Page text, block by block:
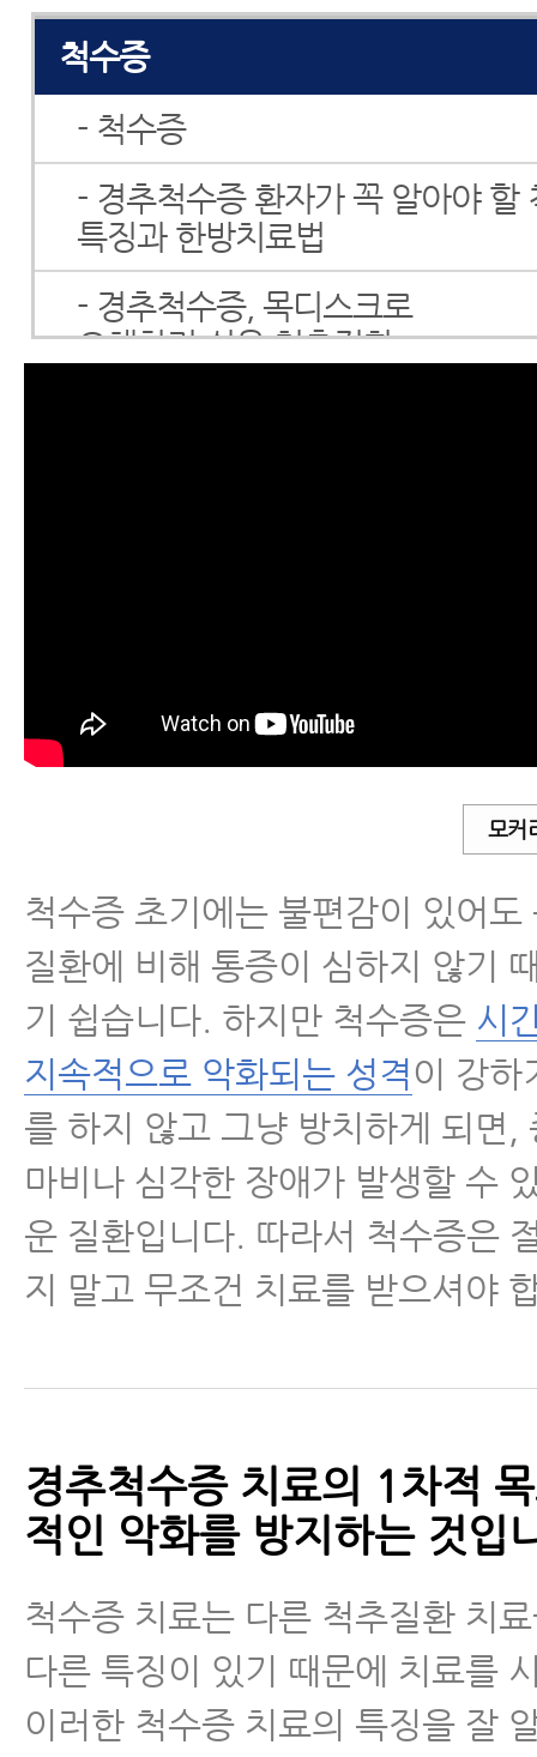
척수증
- 척수증
- 경추척수증 환자가 꼭 알아야 할
특징과 한방치료법
- 경추척수증, 목디스크로
오해하기 쉬운 척추질환
마비와 보행 시 균형을 못 잡고 비
- 목디스크 파열과 경추척수증 근
기, 신경주사 맞아도 계속 아픈 환
료후기, 척수증에 꼭 수술만이 정
- 척수증 (myelopathy, 경추척수
술 없이 치료 가능한 이유
- 경추척수증(척수병증), 목디스크
한 척추질환
- 경추척수증(Myelopathy, 척수
드시 알아야 할 8가지
- 경추척수증, 척수증수술 타이밍
증) 수술 없이 치료 가능한 이유와
치료 사례들
- 척수경색증(Spinal Cord
료 가능한 이유와 척수증 비수술
- 경추척수증 수술 후 재활, 남은
으로 치료 해야 하는 이유와 근육
모커
척수증 초기에는 불편감이 있어도
질환에 비해 통증이 심하지 않기
기 쉽습니다. 하지만 척수증은 시
지속적으로 악화되는 성격이 강하
를 하지 않고 그냥 방치하게 되면,
마비나 심각한 장애가 발생할 수
운 질환입니다. 따라서 척수증은
지 말고 무조건 치료를 받으셔야
경추척수증 치료의 1차적
적인 악화를 방지하는 것입
척수증 치료는 다른 척추질환 치
다른 특징이 있기 때문에 치료를
이러한 척수증 치료의 특징을 잘